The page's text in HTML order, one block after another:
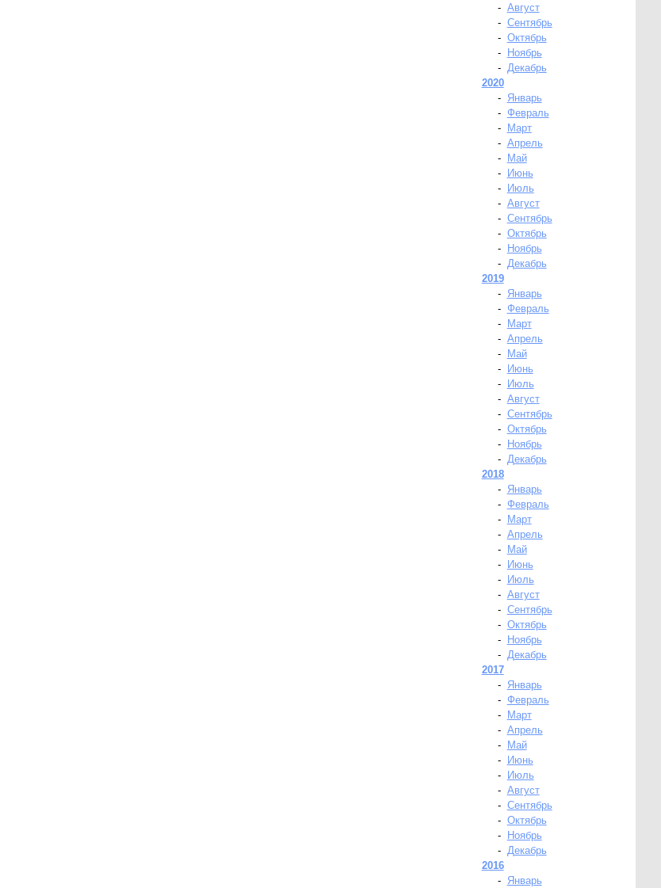
- Август
- Сентябрь
- Октябрь
-
Ноябрь
- Декабрь
2020
-
Январь
- Февраль
-
Март
- Апрель
-
Май
-
Июнь
-
Июль
- Август
- Сентябрь
- Октябрь
-
Ноябрь
- Декабрь
2019
-
Январь
- Февраль
-
Март
- Апрель
-
Май
-
Июнь
-
Июль
- Август
- Сентябрь
- Октябрь
-
Ноябрь
- Декабрь
2018
-
Январь
- Февраль
-
Март
- Апрель
-
Май
-
Июнь
-
Июль
- Август
- Сентябрь
- Октябрь
-
Ноябрь
- Декабрь
2017
-
Январь
- Февраль
-
Март
- Апрель
-
Май
-
Июнь
-
Июль
- Август
- Сентябрь
- Октябрь
-
Ноябрь
- Декабрь
2016
-
Январь